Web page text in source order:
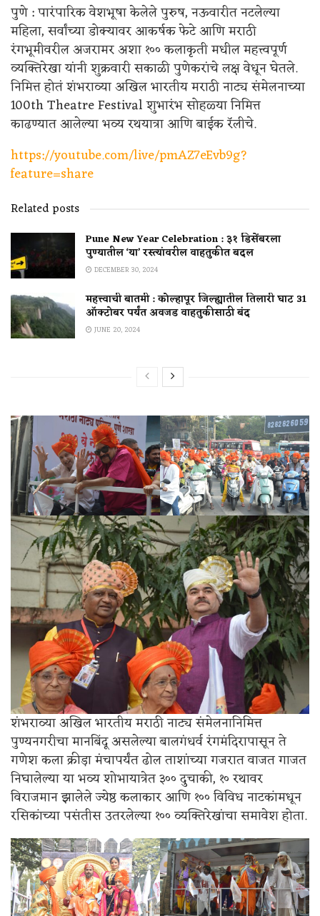
पुणे : पारंपारिक वेशभूषा केलेले पुरुष, नऊवारीत नटलेल्या
महिला, सर्वांच्या डोक्यावर आकर्षक फेटे आणि मराठी
रंगभूमीवरील अजरामर अशा १०० कलाकृती मधील महत्त्वपूर्ण
व्यक्तिरेखा यांनी शुक्रवारी सकाळी पुणेकरांचे लक्ष वेधून घेतले.
निमित्त होतं शंभराव्या अखिल भारतीय मराठी नाट्य संमेलनाच्या
100th Theatre Festival शुभारंभ सोहळ्या निमित्त
काढण्यात आलेल्या भव्य रथयात्रा आणि बाईक रॅलीचे.
https://youtube.com/live/pmAZ7eEvb9g?
feature=share
Related posts
Pune New Year Celebration : ३१ डिसेंबरला
पुण्यातील ‘या’ रस्त्यांवरील वाहतुकीत बदल
DECEMBER 30, 2024
महत्त्वाची बातमी : कोल्हापूर जिल्ह्यातील तिलारी घाट 31
ऑक्टोबर पर्यंत अवजड वाहतुकीसाठी बंद
JUNE 20, 2024
शंभराव्या अखिल भारतीय मराठी नाट्य संमेलनानिमित्त
पुण्यनगरीचा मानबिंदू असलेल्या बालगंधर्व रंगमंदिरापासून ते
गणेश कला क्रीड़ा मंचापर्यंत ढोल ताशांच्या गजरात वाजत गाजत
निघालेल्या या भव्य शोभायात्रेत ३०० दुचाकी, १० रथावर
विराजमान झालेले ज्येष्ठ कलाकार आणि १०० विविध नाटकांमधून
रसिकांच्या पसंतीस उतरलेल्या १०० व्यक्तिरेखांचा समावेश होता.